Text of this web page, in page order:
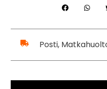
Posti,